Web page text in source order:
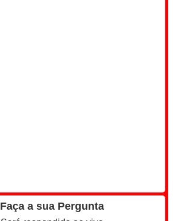
Faça a sua Pergunta